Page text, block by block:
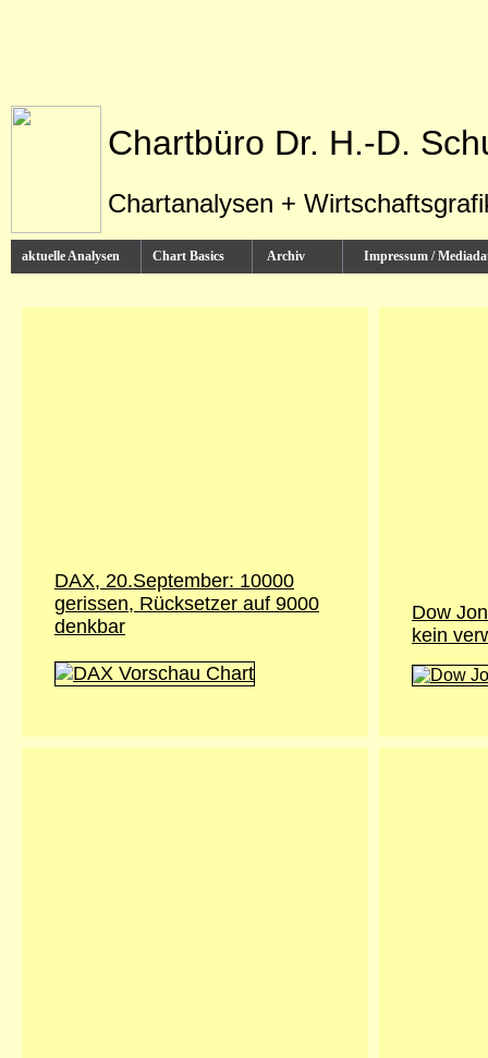
Chartbüro Dr. H.-D.
Chartanalysen +
aktuelle Analysen Chart Basics Archiv Impressum /
DAX, 20.September: 10000
gerissen, Rücksetzer auf 9000
denkbar
Dow
kein